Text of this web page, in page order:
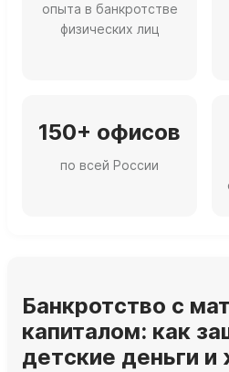
опыта в банкротстве
физических лиц
150+ офисов
по всей России
Банкротство с
капиталом: как
детские деньги и